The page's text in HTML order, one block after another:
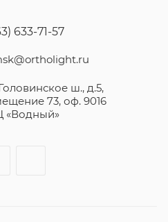
633-71-57
ш., д.5,
73, оф. 9016
«Водный»